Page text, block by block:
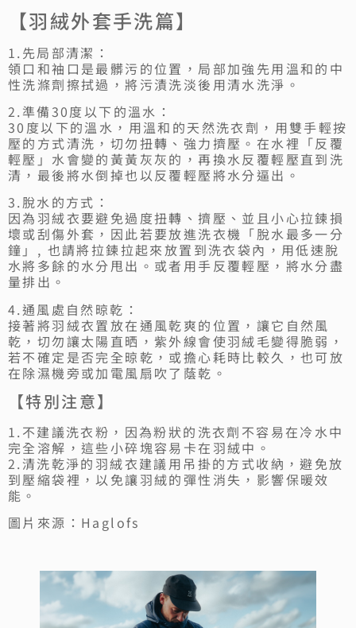
【羽絨外套手洗篇】
1.先局部清潔：
領口和袖口是最髒污的位置，局部加強先用溫和的中
性洗滌劑擦拭過，將污漬洗淡後用清水洗淨。
2.準備30度以下的溫水：
30度以下的溫水，用溫和的天然洗衣劑，用雙手輕按
壓的方式清洗，切勿扭轉、強力擠壓。在水裡「反覆
輕壓」水會變的黃黃灰灰的，再換水反覆輕壓直到洗
清，最後將水倒掉也以反覆輕壓將水分逼出。
3.脫水的方式：
因為羽絨衣要避免過度扭轉、擠壓、並且小心拉鍊損
壞或刮傷外套，因此若要放進洗衣機「脫水最多一分
鐘」, 也請將拉鍊拉起來放置到洗衣袋內，用低速脫
水將多餘的水分甩出。或者用手反覆輕壓，將水分盡
量排出。
4.通風處自然晾乾：
接著將羽絨衣置放在通風乾爽的位置，讓它自然風
乾，切勿讓太陽直晒，紫外線會使羽絨毛變得脆弱，
若不確定是否完全晾乾，或擔心耗時比較久，也可放
在除濕機旁或加電風扇吹了蔭乾。
【特別注意】
1.不建議洗衣粉，因為粉狀的洗衣劑不容易在冷水中
完全溶解，這些小碎塊容易卡在羽絨中。
2.清洗乾淨的羽絨衣建議用吊掛的方式收納，避免放
到壓縮袋裡，以免讓羽絨的彈性消失，影響保暖效
能。
圖片來源：Haglofs